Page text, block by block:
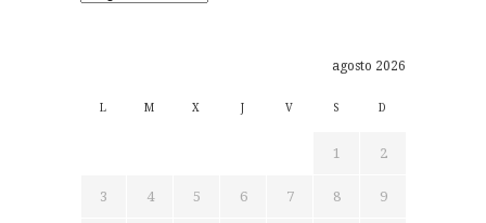
agosto 2026
L M X J V S D
1 2
3 4 5 6 7 8 9